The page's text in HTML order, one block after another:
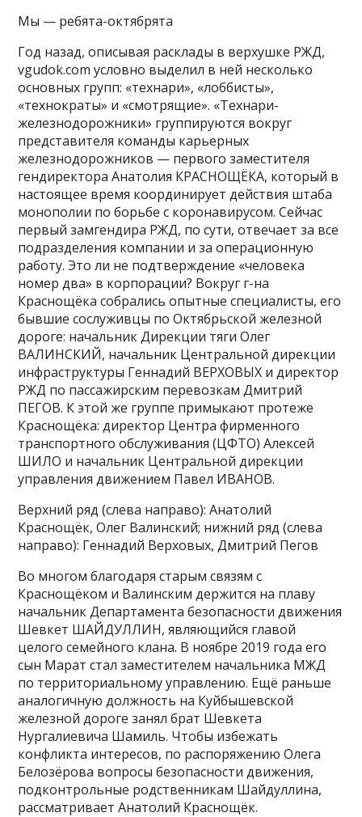
Мы — ребята-октябрята
Год назад, описывая расклады в верхушке РЖД,
vgudok.com условно выделил в ней несколько
основных групп: «технари», «лоббисты»,
«технократы» и «смотрящие». «Технари-
железнодорожники» группируются вокруг
представителя команды карьерных
железнодорожников — первого заместителя
гендиректора Анатолия КРАСНОЩЁКА, который в
настоящее время координирует действия штаба
монополии по борьбе с коронавирусом. Сейчас
первый замгендира РЖД, по сути, отвечает за все
подразделения компании и за операционную
работу. Это ли не подтверждение «человека
номер два» в корпорации? Вокруг г-на
Краснощёка собрались опытные специалисты, его
бывшие сослуживцы по Октябрьской железной
дороге: начальник Дирекции тяги Олег
ВАЛИНСКИЙ, начальник Центральной дирекции
инфраструктуры Геннадий ВЕРХОВЫХ и директор
РЖД по пассажирским перевозкам Дмитрий
ПЕГОВ. К этой же группе примыкают протеже
Краснощёка: директор Центра фирменного
транспортного обслуживания (ЦФТО) Алексей
ШИЛО и начальник Центральной дирекции
управления движением Павел ИВАНОВ.
Верхний ряд (слева направо): Анатолий
Краснощёк, Олег Валинский; нижний ряд (слева
направо): Геннадий Верховых, Дмитрий Пегов
Во многом благодаря старым связям с
Краснощёком и Валинским держится на плаву
начальник Департамента безопасности движения
Шевкет ШАЙДУЛЛИН, являющийся главой
целого семейного клана. В ноябре 2019 года его
сын Марат стал заместителем начальника МЖД
по территориальному управлению. Ещё раньше
аналогичную должность на Куйбышевской
железной дороге занял брат Шевкета
Нургалиевича Шамиль. Чтобы избежать
конфликта интересов, по распоряжению Олега
Белозёрова вопросы безопасности движения,
подконтрольные родственникам Шайдуллина,
рассматривает Анатолий Краснощёк.